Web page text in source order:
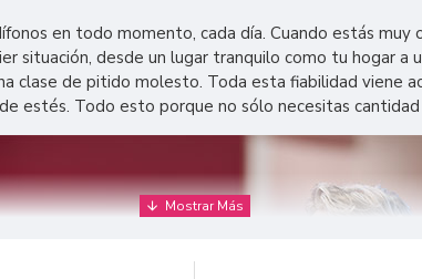
en todo momento, cada día. Cuando estás
situación, desde un lugar tranquilo como tu hogar
clase de pitido molesto. Toda esta fiabilidad viene
estés. Todo esto porque no sólo necesitas